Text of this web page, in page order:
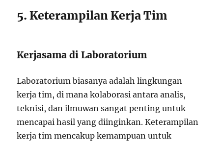
5. Keterampilan Kerja Tim
Kerjasama di Laboratorium
Laboratorium biasanya adalah lingkungan
kerja tim, di mana kolaborasi antara analis,
teknisi, dan ilmuwan sangat penting untuk
mencapai hasil yang diinginkan. Keterampilan
kerja tim mencakup kemampuan untuk